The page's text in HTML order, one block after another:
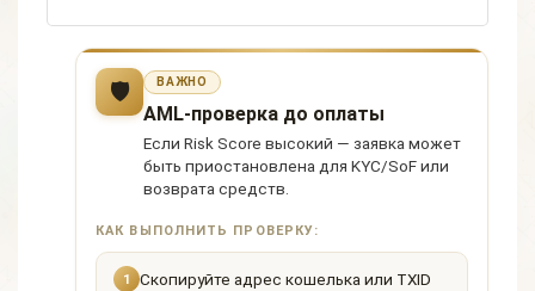
🛡 ВАЖНО
AML-проверка до оплаты
Если Risk Score высокий — заявка может
быть приостановлена для KYC/SoF или
возврата средств.
КАК ВЫПОЛНИТЬ ПРОВЕРКУ:
1 Скопируйте адрес кошелька или TXID